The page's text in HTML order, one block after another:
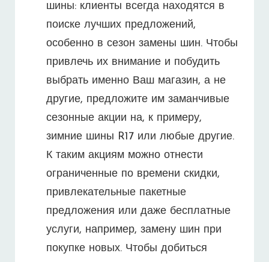
шины: клиенты всегда находятся в
поиске лучших предложений,
особенно в сезон замены шин. Чтобы
привлечь их внимание и побудить
выбрать именно Ваш магазин, а не
другие, предложите им заманчивые
сезонные акции на, к примеру,
зимние шины R17 или любые другие.
К таким акциям можно отнести
ограниченные по времени скидки,
привлекательные пакетные
предложения или даже бесплатные
услуги, например, замену шин при
покупке новых. Чтобы добиться